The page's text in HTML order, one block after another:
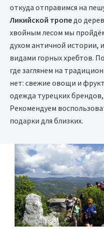
откуда отправимся на
Ликийской тропе до
хвойным лесом мы
духом античной истории,
видами горных хребтов.
где заглянем на
нет: свежие овощи и
одежда турецких
Рекомендуем
подарки для близких.